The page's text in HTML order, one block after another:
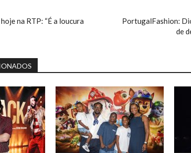
na RTP: “É a loucura
PortugalFashion:
de